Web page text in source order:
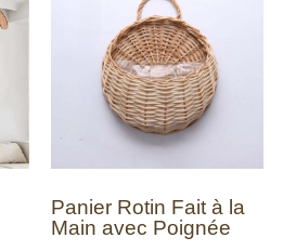
Panier Rotin Fait à la
Main avec Poignée